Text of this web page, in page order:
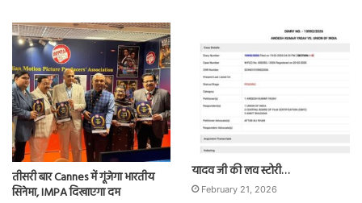
तीसरी बार Cannes में गूंजेगा भारतीय
सिनेमा, IMPA दिखाएगा दम
यादव जी की लव स्टोरी…
February 21, 2026